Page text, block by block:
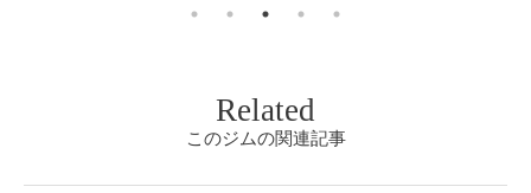
Related
このジムの関連記事